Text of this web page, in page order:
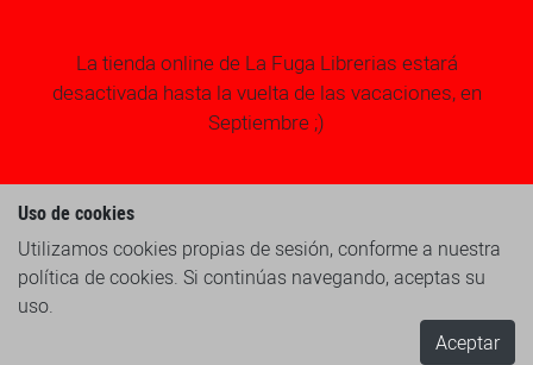
La tienda online de La Fuga Librerias estará
desactivada hasta la vuelta de las vacaciones, en
Septiembre ;)
Uso de cookies
Utilizamos cookies propias de sesión, conforme a nuestra
política de cookies. Si continúas navegando, aceptas su
uso.
Aceptar